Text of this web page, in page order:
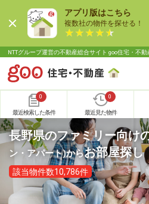
アプリ版はこちら
複数社の物件を探せる！
NTTグループ運営の不動産総合サイト goo住宅・不動
0
最近検索した条件
0
最近見た物件
長野県のファミリー向け
ン・アパート)からお部屋探し
該当物件数10,786件